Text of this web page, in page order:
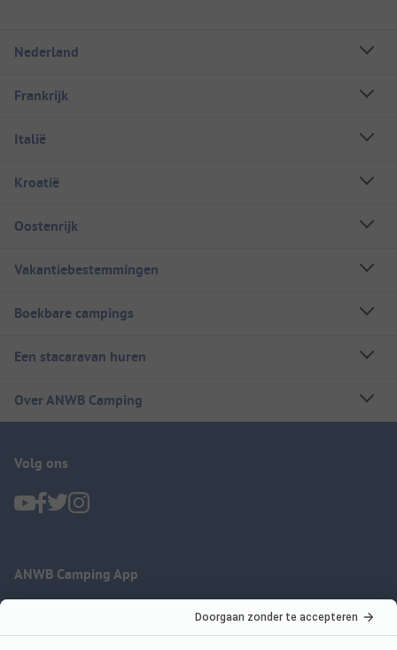
Nederland
Frankrijk
Italië
Kroatië
Oostenrijk
Vakantiebestemmingen
Boekbare campings
Een stacaravan huren
Over ANWB Camping
Volg ons
ANWB Camping App